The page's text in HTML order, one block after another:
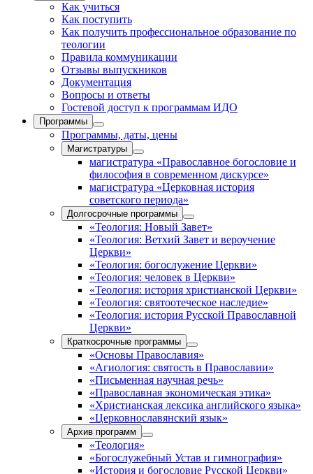
Как учиться
Как поступить
Как получить профессиональное образование по
теологии
Правила коммуникации
Отзывы выпускников
Документация
Вопросы и ответы
Гостевой доступ к программам ИДО
Программы
Программы, даты, цены
Магистратуры
магистратура «Православное богословие и
философия в современном дискурсе»
магистратура «Церковная история
советского периода»
Долгосрочные программы
«Теология: Новый Завет»
«Теология: Ветхий Завет и вероучение
Церкви»
«Теология: богослужение Церкви»
«Теология: человек в Церкви»
«Теология: история христианской Церкви»
«Теология: святоотеческое наследие»
«Теология: история Русской Православной
Церкви»
Краткосрочные программы
«Основы Православия»
«Агиология: святость в Православии»
«Письменная научная речь»
«Православная экономическая этика»
«Христианская лексика английского языка»
«Церковнославянский язык»
Архив программ
«Теология»
«Богослужебный Устав и гимнография»
«История и богословие Русской Церкви»